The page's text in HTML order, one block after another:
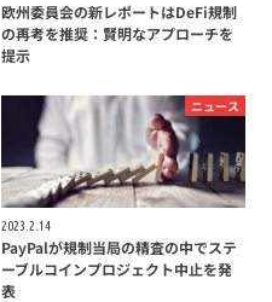
欧州委員会の新レポートはDeFi規制
の再考を推奨：賢明なアプローチを
提示
ニュース
2023.2.14
PayPalが規制当局の精査の中でステ
ーブルコインプロジェクト中止を発
表